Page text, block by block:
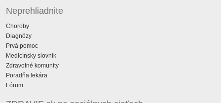
Neprehliadnite
Choroby
Diagnózy
Prvá pomoc
Medicínsky slovník
Zdravotné komunity
Poradňa lekára
Fórum